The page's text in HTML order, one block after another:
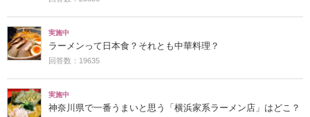
実施中
ラーメンって日本食？それとも中華料理？
回答数：19635
実施中
神奈川県で一番うまいと思う「横浜家系ラーメン店」はどこ？